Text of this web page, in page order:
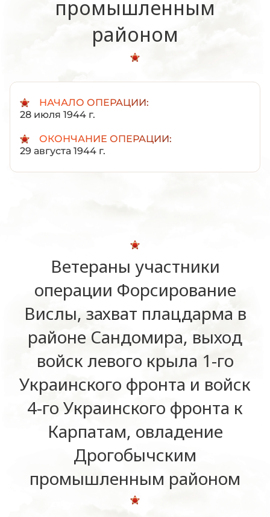
промышленным
районом
НАЧАЛО ОПЕРАЦИИ:
28 июля 1944 г.
ОКОНЧАНИЕ ОПЕРАЦИИ:
29 августа 1944 г.
Ветераны участники
операции Форсирование
Вислы, захват плацдарма в
районе Сандомира, выход
войск левого крыла 1-го
Украинского фронта и войск
4-го Украинского фронта к
Карпатам, овладение
Дрогобычским
промышленным районом